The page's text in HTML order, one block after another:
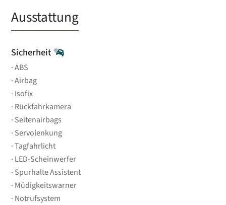
Ausstattung
Sicherheit
ABS
Airbag
Isofix
Rückfahrkamera
Seitenairbags
Servolenkung
Tagfahrlicht
LED-Scheinwerfer
Spurhalte Assistent
Müdigkeitswarner
Notrufsystem